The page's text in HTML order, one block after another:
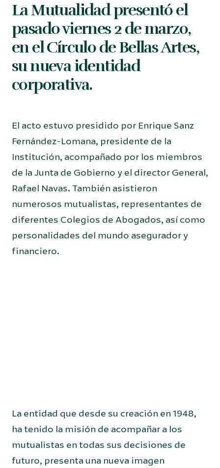
La Mutualidad presentó el
pasado viernes 2 de marzo,
en el Círculo de Bellas Artes,
su nueva identidad
corporativa.
El acto estuvo presidido por Enrique Sanz
Fernández-Lomana, presidente de la
Institución, acompañado por los miembros
de la Junta de Gobierno y el director General,
Rafael Navas. También asistieron
numerosos mutualistas, representantes de
diferentes Colegios de Abogados, así como
personalidades del mundo asegurador y
financiero.
La entidad que desde su creación en 1948,
ha tenido la misión de acompañar a los
mutualistas en todas sus decisiones de
futuro, presenta una nueva imagen